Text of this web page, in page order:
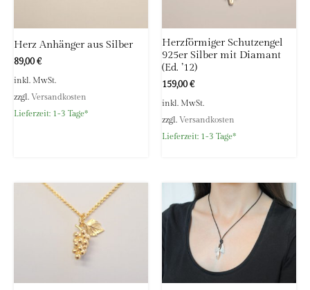
Herz Anhänger aus Silber
89,00€
inkl. MwSt.
zzgl. Versandkosten
Lieferzeit: 1-3 Tage*
Herzförmiger Schutzengel
925er Silber mit Diamant
(Ed. ’12)
159,00€
inkl. MwSt.
zzgl. Versandkosten
Lieferzeit: 1-3 Tage*